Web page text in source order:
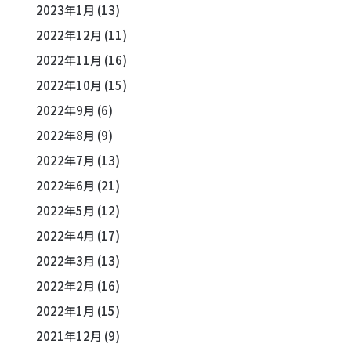
2023年1月 (13)
2022年12月 (11)
2022年11月 (16)
2022年10月 (15)
2022年9月 (6)
2022年8月 (9)
2022年7月 (13)
2022年6月 (21)
2022年5月 (12)
2022年4月 (17)
2022年3月 (13)
2022年2月 (16)
2022年1月 (15)
2021年12月 (9)